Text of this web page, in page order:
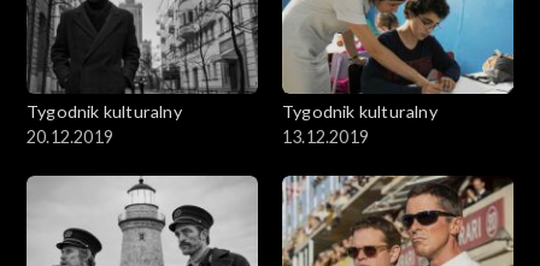
Tygodnik kulturalny
20.12.2019
Tygodnik kulturalny
13.12.2019